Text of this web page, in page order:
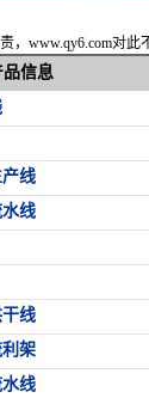
www.qy6.com对此
信息
线
线
线
架
线